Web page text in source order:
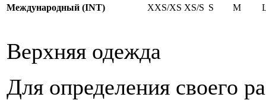
Международный (INT)
XXS/XS XS/S S M
Верхняя одежда
Для определения своего